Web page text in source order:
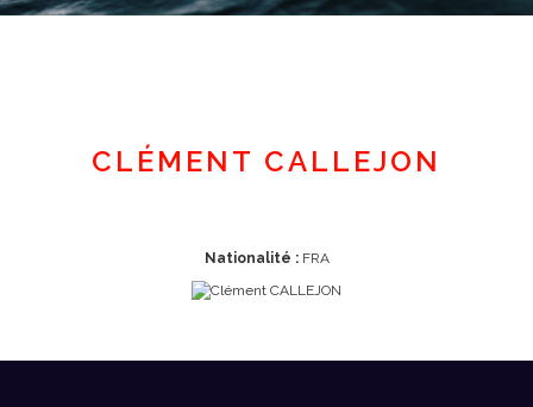
CLÉMENT CALLEJON
Nationalité :FRA